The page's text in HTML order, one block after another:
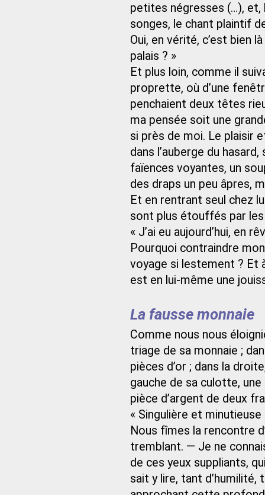
petites négresses (…), et,
songes, le chant plaintif
Oui, en vérité, c’est bien
palais ? »
Et plus loin, comme il
proprette, où d’une
penchaient deux têtes
ma pensée soit une
si près de moi. Le plaisir
dans l’auberge du
faïences voyantes, un
des draps un peu âpres,
Et en rentrant seul chez
sont plus étouffés par
« J’ai eu aujourd’hui, en
Pourquoi contraindre
voyage si lestement ? Et
est en lui-même une
La fausse monnaie
Comme nous nous
triage de sa monnaie ;
pièces d’or ; dans la
gauche de sa culotte,
pièce d’argent de deux
« Singulière et
Nous fîmes la rencontre
tremblant. — Je ne
de ces yeux suppliants,
sait y lire, tant